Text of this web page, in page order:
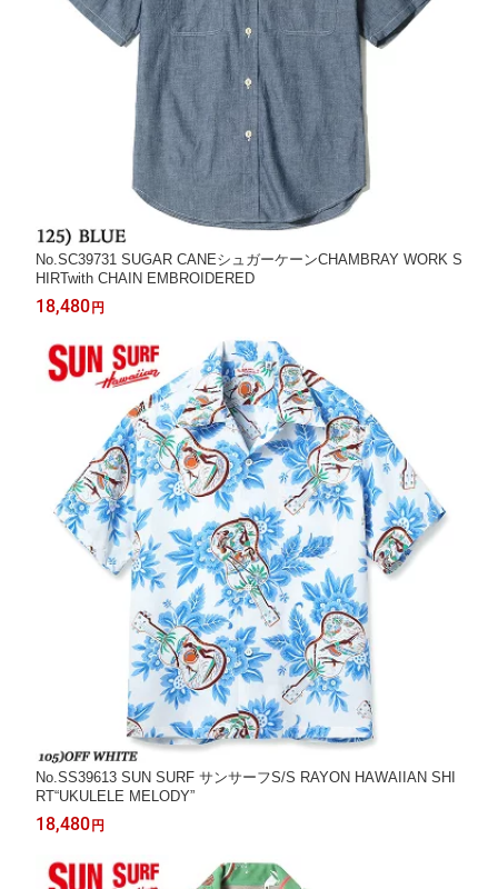
No.SC39731 SUGAR CANEシュガーケーンCHAMBRAY WORK S
HIRTwith CHAIN EMBROIDERED
18,480円
No.SS39613 SUN SURF サンサーフS/S RAYON HAWAIIAN SHI
RT“UKULELE MELODY”
18,480円